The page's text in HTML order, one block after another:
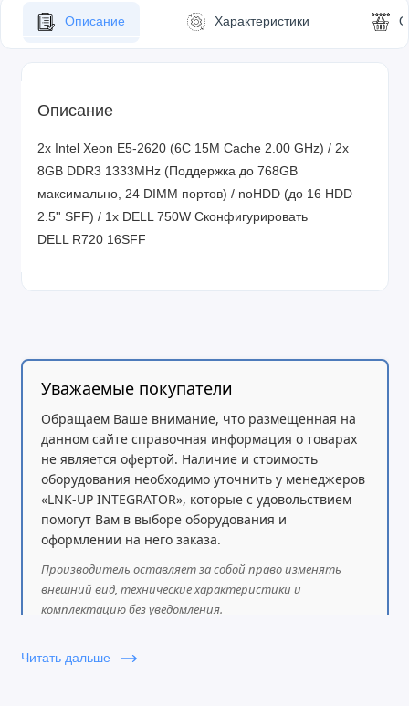
Описание Характеристики
Описание
2x Intel Xeon E5-2620 (6C 15M Cache 2.00 GHz) / 2x
8GB DDR3 1333MHz (Поддержка до 768GB
максимально, 24 DIMM портов) / noHDD (до 16 HDD
2.5'' SFF) / 1x DELL 750W Сконфигурировать
DELL R720 16SFF
Уважаемые покупатели
Обращаем Ваше внимание, что размещенная на
данном сайте справочная информация о товарах
не является офертой. Наличие и стоимость
оборудования необходимо уточнить у менеджеров
«LNK-UP INTEGRATOR», которые с удовольствием
помогут Вам в выборе оборудования и
оформлении на него заказа.
Производитель оставляет за собой право изменять
внешний вид, технические характеристики и
комплектацию без уведомления.
Читать дальше